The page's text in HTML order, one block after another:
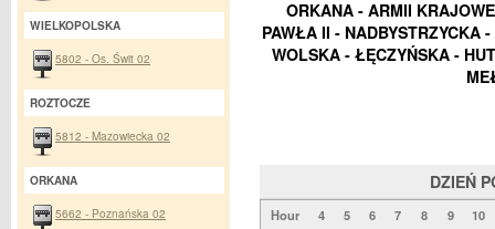
ORKANA - ARMII
PAWŁA II - NADBYSTRZYCKA
WOLSKA - ŁĘCZYŃSKA -
DZIEŃ
Hour 4 5 6 7 8 9
10
WIELKOPOLSKA
5802 - Os. Świt 02
ROZTOCZE
5812 - Mazowiecka 02
ORKANA
5662 - Poznańska 02